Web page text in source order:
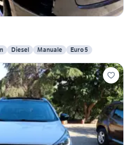
Diesel Manuale Euro 5